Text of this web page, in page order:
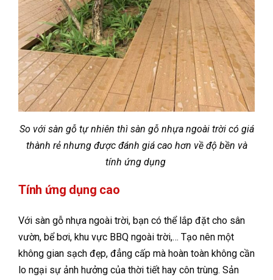
So với sàn gỗ tự nhiên thì sàn gỗ nhựa ngoài trời có giá
thành rẻ nhưng được đánh giá cao hơn về độ bền và
tính ứng dụng
Tính ứng dụng cao
Với sàn gỗ nhựa ngoài trời, bạn có thể lắp đặt cho sân
vườn, bể bơi, khu vực BBQ ngoài trời,… Tạo nên một
không gian sạch đẹp, đẳng cấp mà hoàn toàn không cần
lo ngại sự ảnh hưởng của thời tiết hay côn trùng. Sản